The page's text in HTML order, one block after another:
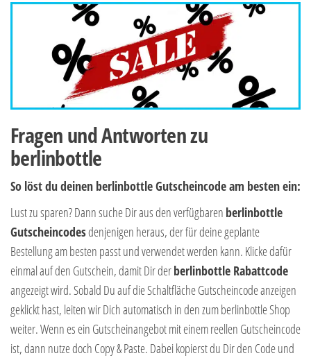
Fragen und Antworten zu
berlinbottle
So löst du deinen berlinbottle Gutscheincode am besten ein:
Lust zu sparen? Dann suche Dir aus den verfügbaren berlinbottle
Gutscheincodesdenjenigen heraus, der für deine geplante
Bestellung am besten passt und verwendet werden kann. Klicke dafür
einmal auf den Gutschein, damit Dir derberlinbottle Rabattcode
angezeigt wird. Sobald Du auf die Schaltfläche Gutscheincode anzeigen
geklickt hast, leiten wir Dich automatisch in den zum berlinbottle Shop
weiter. Wenn es ein Gutscheinangebot mit einem reellen Gutscheincode
ist, dann nutze doch Copy & Paste. Dabei kopierst du Dir den Code und